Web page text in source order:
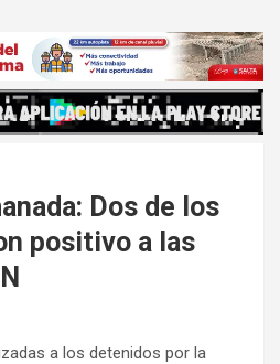
Dos de los
positivo a las
a los detenidos por la